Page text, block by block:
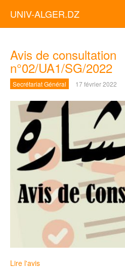
UNIV-ALGER.DZ
Avis de consultation
n°02/UA1/SG/2022
Secrétariat Général 17 février 2022
Lire l'avis